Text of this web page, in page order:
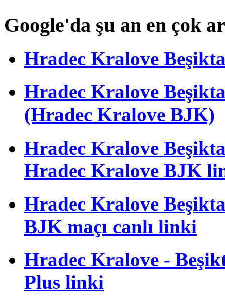
Google'da şu an en çok
Hradec Kralove
Hradec Kralove
(Hradec Kralove BJK)
Hradec Kralove
Hradec Kralove BJK
Hradec Kralove
BJK maçı canlı linki
Hradec Kralove -
Plus linki